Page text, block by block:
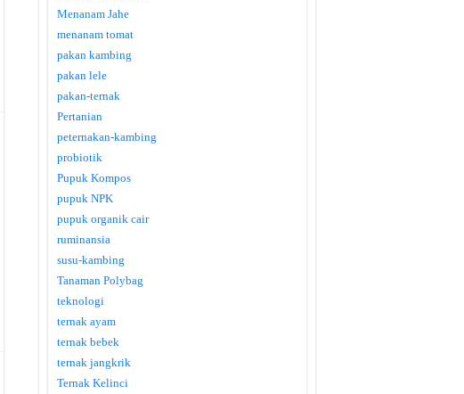
Menanam Jahe
menanam tomat
pakan kambing
pakan lele
pakan-ternak
Pertanian
peternakan-kambing
probiotik
Pupuk Kompos
pupuk NPK
pupuk organik cair
ruminansia
susu-kambing
Tanaman Polybag
teknologi
ternak ayam
ternak bebek
ternak jangkrik
Ternak Kelinci